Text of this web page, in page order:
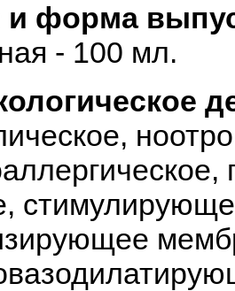
и форма
- 100 мл.